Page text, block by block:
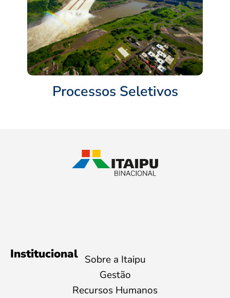
Processos Seletivos
Institucional Sobre a Itaipu
Gestão
Recursos Humanos